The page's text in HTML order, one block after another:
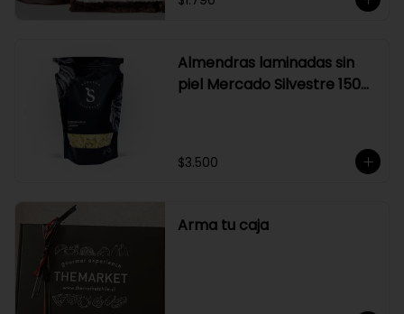
Almendras laminadas sin
piel Mercado Silvestre 150
$3.500
Arma tu caja